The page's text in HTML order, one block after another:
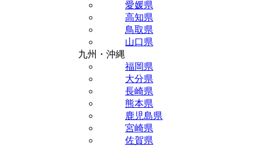
愛媛県
高知県
鳥取県
山口県
九州・沖縄
福岡県
大分県
長崎県
熊本県
鹿児島県
宮崎県
佐賀県